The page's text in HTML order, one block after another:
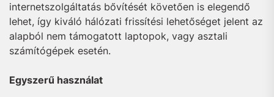
internetszolgáltatás bővítését követően is elegendő
lehet, így kiváló hálózati frissítési lehetőséget jelent az
alapból nem támogatott laptopok, vagy asztali
számítógépek esetén.
Egyszerű használat